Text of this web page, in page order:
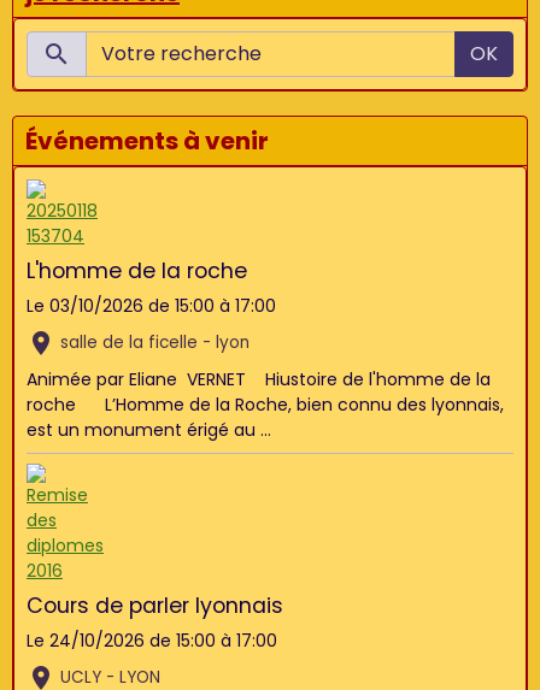
OK
Événements à venir
L'homme de la roche
Le 03/10/2026 de 15:00 à 17:00
salle de la ficelle - lyon
Animée par Eliane VERNET Hiustoire de l'homme de la
roche L’Homme de la Roche, bien connu des lyonnais,
est un monument érigé au ...
Cours de parler lyonnais
Le 24/10/2026 de 15:00 à 17:00
UCLY - LYON